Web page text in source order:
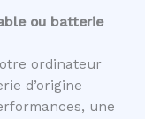
ou batterie
ordinateur
d’origine
une